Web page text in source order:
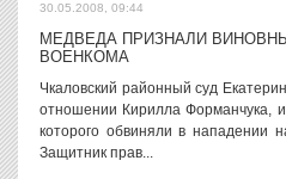
30.05.2008, 09:44
МЕДВЕДА ПРИЗНАЛИ
ВОЕНКОМА
Чкаловский районный суд
отношении Кирилла Форманчука,
которого обвиняли в нападении
Защитник прав...